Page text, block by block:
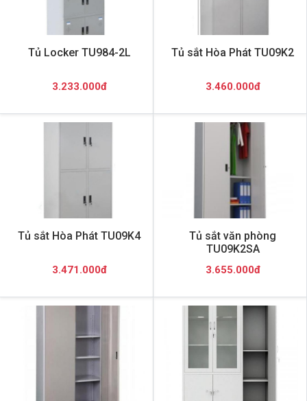
Tủ Locker TU984-2L
3.233.000đ
Tủ sắt Hòa Phát TU09K2
3.460.000đ
Tủ sắt Hòa Phát TU09K4
3.471.000đ
Tủ sắt văn phòng
TU09K2SA
3.655.000đ